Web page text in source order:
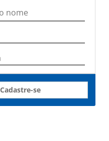
Cadastre-se